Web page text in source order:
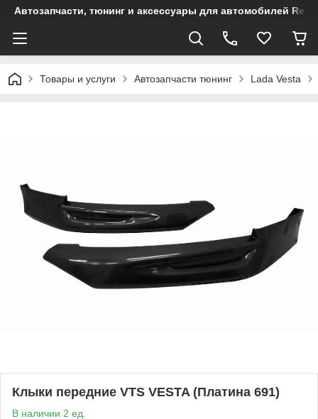
Автозапчасти, тюнинг и аксессуары для автомобилей
Товары и услуги Автозапчасти тюнинг Lada Vesta
Клыки передние VTS VESTA (Платина 691)
В наличии 2 ед.